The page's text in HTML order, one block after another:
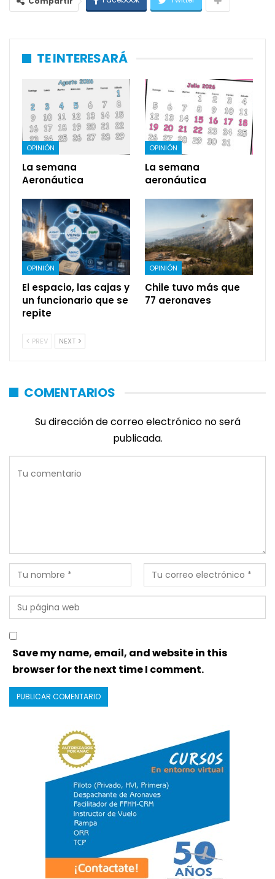
TE INTERESARÁ
OPINIÓN
La semana
Aeronáutica
OPINIÓN
La semana
aeronáutica
OPINIÓN
El espacio, las cajas y
un funcionario que se
repite
OPINIÓN
Chile tuvo más que
77 aeronaves
PREV NEXT
COMENTARIOS
Su dirección de correo electrónico no será
publicada.
Save my name, email, and website in this
browser for the next time I comment.